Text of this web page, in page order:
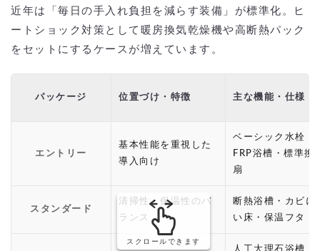
近年は「毎日の手入れ負担を減らす装備」が標準化。ヒ
ートショック対策として暖房換気乾燥機や高断熱パック
をセットにするケースが増えています。
パッケージ 位置づけ・特徴 主な機能・仕様
エントリー
基本性能を重視した
導入向け
ベーシック水栓・
FRP浴槽・標準換
扇
スタンダード
清掃性・保温性のバ
ランス
断熱浴槽・カビに
い床・保温フタ
人工大理石浴槽・
スクロールできます